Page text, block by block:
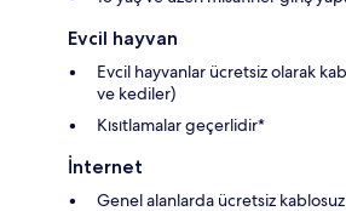
Evcil hayvan
Evcil hayvanlar ücretsiz olarak
ve kediler)
Kısıtlamalar geçerlidir*
İnternet
Genel alanlarda ücretsiz